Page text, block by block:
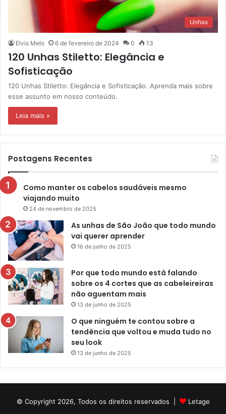
Unhas
Elvis Melo 6 de fevereiro de 2024 0 13
120 Unhas Stiletto: Elegância e
Sofisticação
120 Unhas Stiletto: Elegância e Sofisticação. Aprenda mais sobre
esse assunto em nosso conteúdo.
Leia mais »
Postagens Recentes
Como manter os cabelos saudáveis mesmo
viajando muito
24 de novembro de 2025
As unhas de São João que todo mundo
vai querer aprender
16 de junho de 2025
Por que todo mundo está falando
sobre os 4 cortes que as cabeleireiras
não aguentam mais
13 de junho de 2025
O que ninguém te contou sobre a
tendência que voltou e muda tudo no
seu look
13 de junho de 2025
© Copyright 2026, Todos os direitos reservados |
Letage